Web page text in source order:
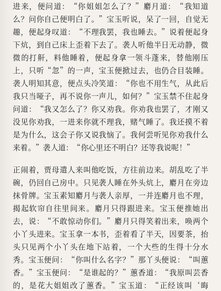
进来，便问道：“你姐姐怎么了？”麝月道：“我知道
么？问你自己便明白了。”宝玉听说，呆了一回，自觉无
趣，便起身叹道：“不理我罢，我也睡去。”说着便起身
下炕，到自己床上歪着下去了。袭人听他半日无动静，微
微的打鼾，料他睡着，便起身拿一领斗蓬来，替他刚压
上，只听“忽”的一声，宝玉便掀过去，也仍合目装睡。
袭人明知其意，便点头冷笑道：“你也不用生气，从此后
我只当哑子，再不说你一声儿，如何？”宝玉禁不住起身
问道：“我又怎么了？你又劝我。你劝我也罢了，才刚又
没见你劝我，一进来你就不理我，赌气睡了。我还摸不着
是为什么，这会子你又说我恼了。我何尝听见你劝我什么
来着。”袭人道：“你心里还不明白？还等我说呢！”
正闹着，贾母遣人来叫他吃饭，方往前边来。胡乱吃了半
碗，仍回自己房中。只见袭人睡在外头炕上，麝月在旁边
抹骨牌。宝玉素知麝月与袭人亲厚，一并连麝月也不理，
揭起软帘自往里间来。麝月只得跟进来。宝玉便推她出
去，说：“不敢惊动你们。”麝月只得笑着出来，唤两个
小丫头进来。宝玉拿一本书，歪着看了半天，因要茶，抬
头只见两个小丫头在地下站着，一个大些的生得十分水
秀。宝玉便问：“你叫什么名字？”那丫头便说：“叫蕙
香。”宝玉便问：“是谁起的？”蕙香道：“我原叫芸香
的，是花大姐姐改了蕙香。”宝玉道：“正经该叫‘晦